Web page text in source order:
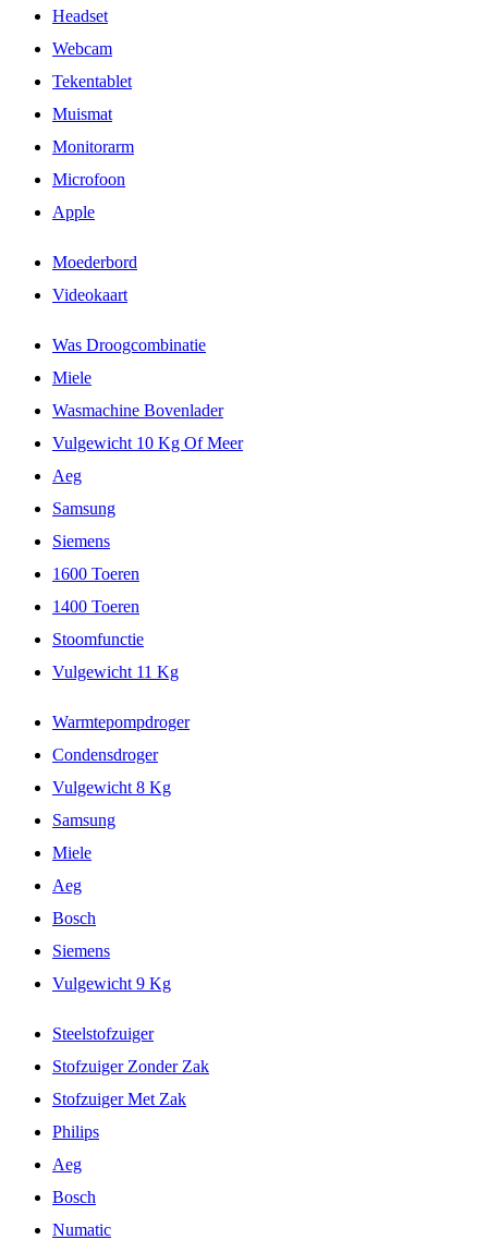
Headset
Webcam
Tekentablet
Muismat
Monitorarm
Microfoon
Apple
Moederbord
Videokaart
Was Droogcombinatie
Miele
Wasmachine Bovenlader
Vulgewicht 10 Kg Of Meer
Aeg
Samsung
Siemens
1600 Toeren
1400 Toeren
Stoomfunctie
Vulgewicht 11 Kg
Warmtepompdroger
Condensdroger
Vulgewicht 8 Kg
Samsung
Miele
Aeg
Bosch
Siemens
Vulgewicht 9 Kg
Steelstofzuiger
Stofzuiger Zonder Zak
Stofzuiger Met Zak
Philips
Aeg
Bosch
Numatic